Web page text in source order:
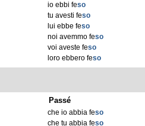
io ebbi feso
tu avesti feso
lui ebbe feso
noi avemmo feso
voi aveste feso
loro ebbero feso
Passé
che io abbia feso
che tu abbia feso